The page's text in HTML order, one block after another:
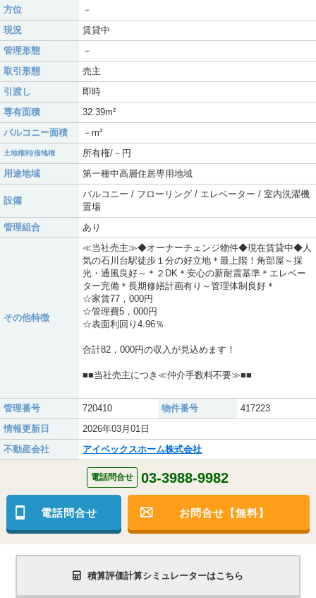
方位
－
現況
賃貸中
管理形態
－
取引形態
売主
引渡し
即時
専有面積
32.39m²
バルコニー面積
－m²
土地権利/借地権
所有権/－円
用途地域
第一種中高層住居専用地域
設備
バルコニー / フローリング / エレベーター / 室内洗濯機
置場
管理組合
あり
その他特徴
≪当社売主≫◆オーナーチェンジ物件◆現在賃貸中◆人
気の石川台駅徒歩１分の好立地＊最上階！角部屋～採
光・通風良好～＊２DK＊安心の新耐震基準＊エレベー
ター完備＊長期修繕計画有り～管理体制良好＊
☆家賃77，000円
☆管理費5，000円
☆表面利回り4.96％
合計82，000円の収入が見込めます！
■■当社売主につき≪仲介手数料不要≫■■
管理番号 720410 物件番号
417223
情報更新日
2026年03月01日
不動産会社
アイベックスホーム株式会社
電話問合せ 03-3988-9982
電話問合せ お問合せ【無料】
積算評価計算シミュレーターはこちら